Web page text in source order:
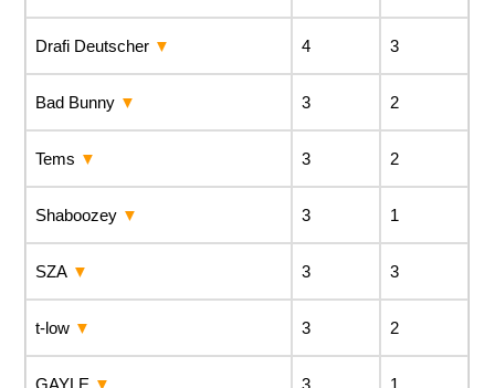
Drafi Deutscher 4 3
Bad Bunny 3 2
Tems 3 2
Shaboozey 3 1
SZA 3 3
t-low 3 2
GAYLE 3 1